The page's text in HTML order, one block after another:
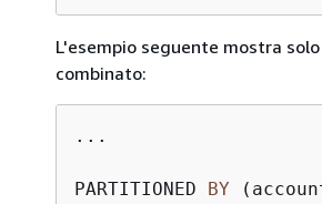
L'esempio seguente mostra
combinato:
...
PARTITIONED BY